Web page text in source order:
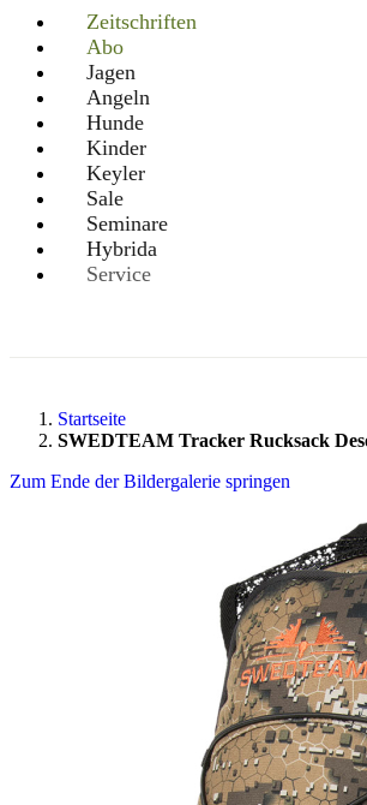
Zeitschriften
Abo
Jagen
Angeln
Hunde
Kinder
Keyler
Sale
Seminare
Hybrida
Service
Startseite
SWEDTEAM Tracker Rucksack
Zum Ende der Bildergalerie springen